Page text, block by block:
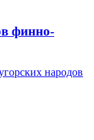
финно-
народов